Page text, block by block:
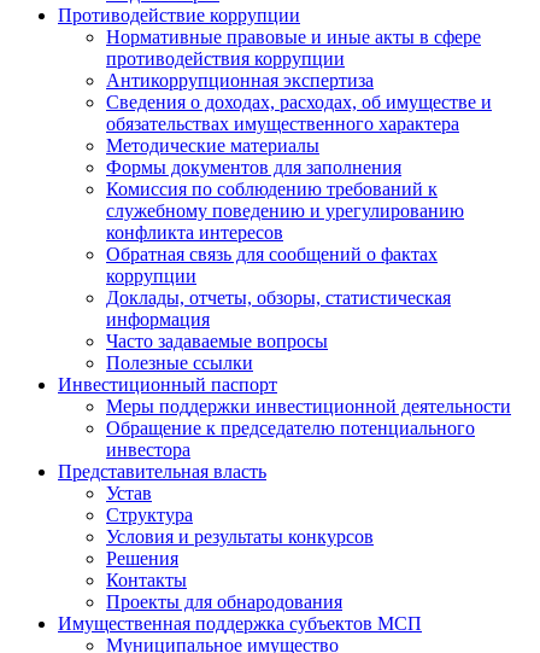
Противодействие коррупции
Нормативные правовые и иные акты в сфере
противодействия коррупции
Антикоррупционная экспертиза
Сведения о доходах, расходах, об имуществе и
обязательствах имущественного характера
Методические материалы
Формы документов для заполнения
Комиссия по соблюдению требований к
служебному поведению и урегулированию
конфликта интересов
Обратная связь для сообщений о фактах
коррупции
Доклады, отчеты, обзоры, статистическая
информация
Часто задаваемые вопросы
Полезные ссылки
Инвестиционный паспорт
Меры поддержки инвестиционной деятельности
Обращение к председателю потенциального
инвестора
Представительная власть
Устав
Структура
Условия и результаты конкурсов
Решения
Контакты
Проекты для обнародования
Имущественная поддержка субъектов МСП
Муниципальное имущество